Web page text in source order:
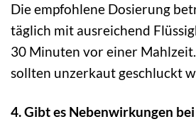
Die empfohlene Dosierung
täglich mit ausreichend
30 Minuten vor einer
sollten unzerkaut geschluckt
4. Gibt es Nebenwirkungen